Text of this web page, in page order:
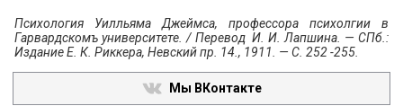
Психология Уилльяма Джеймса, профессора психолгии в
Гарвардскомъ университете. / Перевод И. И. Лапшина. — СПб.:
Издание Е. К. Риккера, Невский пр. 14., 1911. — С. 252 -255.
Мы ВКонтакте